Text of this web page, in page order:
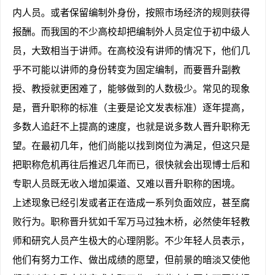
内人员。或者保留编制外身份，按照市场经济的规则获得
报酬。而我国的不少高校却把编制外人员定位于初中级人
员，大致相当于讲师。在高校没有讲师的情况下，他们几
乎不可能以讲师的身份转变为固定编制，而要晋升副教
授、教授就更困难了，能够做到的人数极少。常见的现象
是，晋升职称的标准（主要是论文发表标准）逐年提高，
多数人追赶不上提高的速度，也就是说多数人晋升职称无
望。在最初几年，他们尚能以找到岗位为满足，但这只是
把职称危机再往后推迟几年而已，很快就会出现博士后和
专职人员既无收入增加渠道、又难以晋升职称的困境。
上述现象已经引发或者正在造成一系列负面效应，甚至腐
败行为。职称晋升犹如千军万马过独木桥，必然使年轻教
师和研究人员产生极大的心理阴影。不少年轻人员表示，
他们有努力工作、做出成绩的愿望，但前景的暗淡又使他